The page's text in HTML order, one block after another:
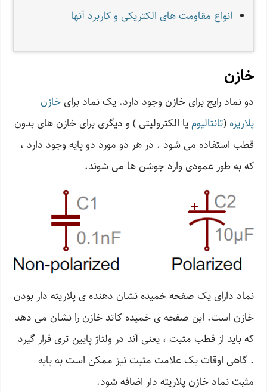
انواع مقاومت های الکتریکی و کاربرد آنها
خازن
دو نماد رایج برای خازن وجود دارد. یک نماد برایخازن
پلاریزه (تانتالیوم یا الکترولیتی ) و دیگری برای خازن های بدون
قطب استفاده می شود . در هر دو مورد دو پایه وجود دارد ،
که به طور عمودی وارد جوشن ها می شوند.
نماد دارای یک صفحه خمیده نشان دهنده ی پلاریته دار بودن
خازن است. این صفحه ی خمیده کاتد خازن را نشان می دهد
که باید از قطب مثبت ، یعنی آند در ولتاژ پایین تری قرار گیرد
. گاهی اوقات یک علامت مثبت نیز ممکن است به پایه
مثبت نماد خازن پلاریته دار اضافه شود.